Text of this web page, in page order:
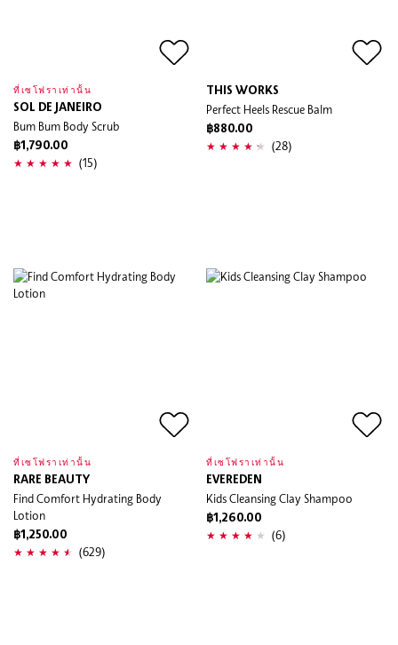
ที่เซโฟราเท่านั้น
SOL DE JANEIRO
Bum Bum Body Scrub
฿1,790.00
(15)
THIS WORKS
Perfect Heels Rescue Balm
฿880.00
(28)
ที่เซโฟราเท่านั้น
RARE BEAUTY
Find Comfort Hydrating Body
Lotion
฿1,250.00
(629)
ที่เซโฟราเท่านั้น
EVEREDEN
Kids Cleansing Clay Shampoo
฿1,260.00
(6)